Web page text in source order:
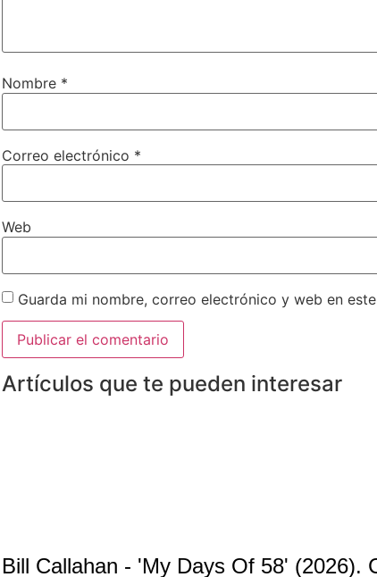
Nombre *
Correo electrónico *
Web
Guarda mi nombre, correo electrónico y web en
Artículos que te pueden interesar
Bill Callahan - 'My Days Of 58' (2026).